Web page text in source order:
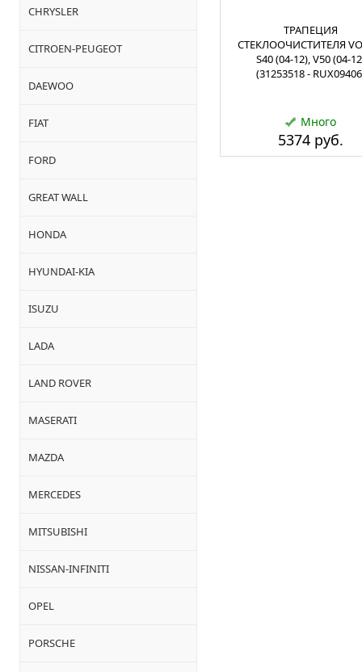
CHRYSLER
CITROEN-PEUGEOT
DAEWOO
FIAT
FORD
GREAT WALL
HONDA
HYUNDAI-KIA
ISUZU
LADA
LAND ROVER
MASERATI
MAZDA
MERCEDES
MITSUBISHI
NISSAN-INFINITI
OPEL
PORSCHE
ТРАПЕЦИЯ
СТЕКЛООЧИСТИТЕЛЯ
S40 (04-12), V50 (04-
(31253518 -
Много
5374 руб.